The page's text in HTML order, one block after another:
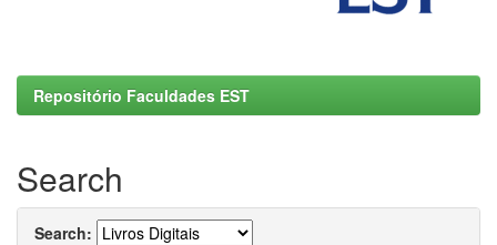
Repositório Faculdades EST
Search
Search: